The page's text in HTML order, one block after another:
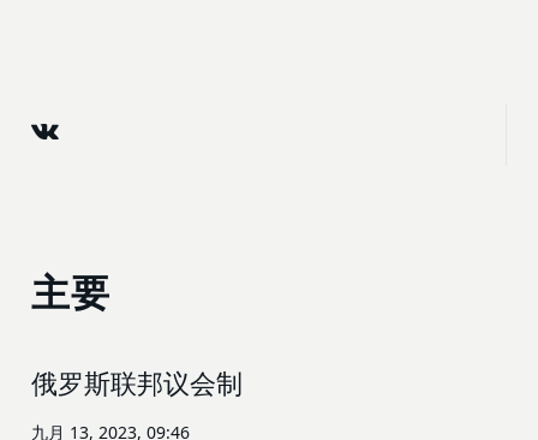
主要
俄罗斯联邦议会制
九月 13, 2023, 09:46